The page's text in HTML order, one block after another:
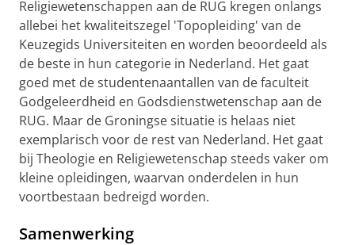
Religiewetenschappen aan de RUG kregen onlangs
allebei het kwaliteitszegel 'Topopleiding' van de
Keuzegids Universiteiten en worden beoordeeld als
de beste in hun categorie in Nederland. Het gaat
goed met de studentenaantallen van de faculteit
Godgeleerdheid en Godsdienstwetenschap aan de
RUG. Maar de Groningse situatie is helaas niet
exemplarisch voor de rest van Nederland. Het gaat
bij Theologie en Religiewetenschap steeds vaker om
kleine opleidingen, waarvan onderdelen in hun
voortbestaan bedreigd worden.
Samenwerking